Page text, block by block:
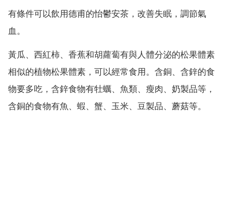
有條件可以飲用德甫的怡鬱安茶，改善失眠，調節氣
血。
黃瓜、西紅柿、香蕉和胡蘿蔔有與人體分泌的松果體素
相似的植物松果體素，可以經常食用。含銅、含鋅的食
物要多吃，含鋅食物有牡蠣、魚類、瘦肉、奶製品等，
含銅的食物有魚、蝦、蟹、玉米、豆製品、蘑菇等。